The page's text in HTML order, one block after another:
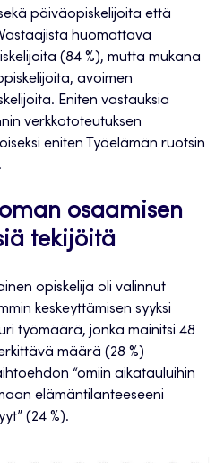
päiväopiskelijoita että
huomattava
(84 %), mutta mukana
avoimen
Eniten vastauksia
verkkototeutuksen
eniten Työelämän ruotsin
osaamisen
tekijöitä
opiskelija oli valinnut
keskeyttämisen syyksi
työmäärä, jonka mainitsi 48
määrä (28 %)
“omiin aikatauluihin
elämäntilanteeseeni
(24 %).